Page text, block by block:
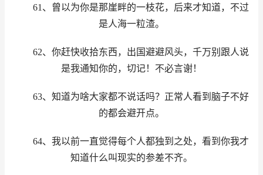
61、曾以为你是那崖畔的一枝花，后来才知道，不过
是人海一粒渣。
62、你赶快收拾东西，出国避避风头，千万别跟人说
是我通知你的，切记！不必言谢！
63、知道为啥大家都不说话吗？正常人看到脑子不好
的都会避开点。
64、我以前一直觉得每个人都独到之处，看到你我才
知道什么叫现实的参差不齐。